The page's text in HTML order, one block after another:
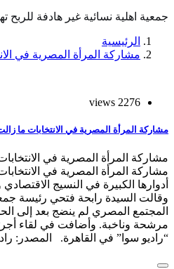
جمعية اهلية نسائية غير هادفة
الرئيسية
مشاركة المرأة المصرية في
2276 views
مشاركة المرأة المصرية في الانتخابات ما
مشاركة المرأة المصرية في
مشاركة المرأة المصرية في
أدوارها الكبيرة في النسيج
وقالت السيدة رابحة فتحي رئيسة
المجتمع المصري لم ينضج بعد إلى
مرشحة وناخبة. وأضافت في لقاء
“راديو سوا” في القاهرة. المصدر: